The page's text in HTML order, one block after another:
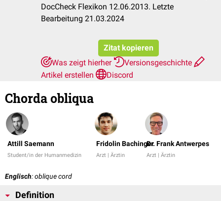
DocCheck Flexikon 12.06.2013. Letzte
Bearbeitung 21.03.2024
Zitat kopieren
Was zeigt hierher
Versionsgeschichte
Artikel erstellen
Discord
Chorda obliqua
Attill Saemann
Student/in der Humanmedizin
Fridolin Bachinger
Arzt | Ärztin
Dr. Frank Antwerpes
Arzt | Ärztin
Englisch: oblique cord
Definition